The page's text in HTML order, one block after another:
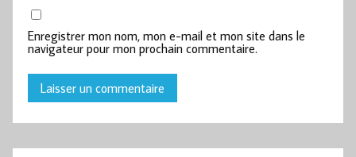
Enregistrer mon nom, mon e-mail et mon site dans le
navigateur pour mon prochain commentaire.